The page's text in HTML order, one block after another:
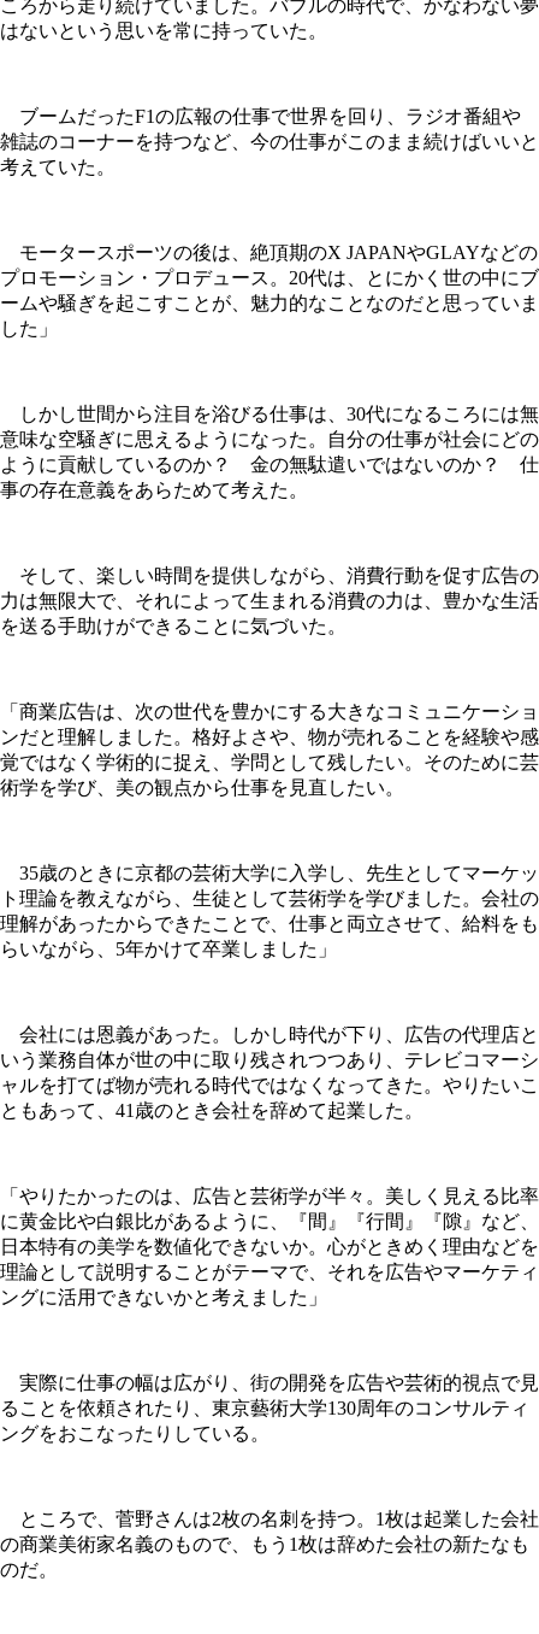
ころから走り続けていました。バブルの時代で、かなわない夢
はないという思いを常に持っていた。
ブームだったF1の広報の仕事で世界を回り、ラジオ番組や
雑誌のコーナーを持つなど、今の仕事がこのまま続けばいいと
考えていた。
モータースポーツの後は、絶頂期のX JAPANやGLAYなどの
プロモーション・プロデュース。20代は、とにかく世の中にブ
ームや騒ぎを起こすことが、魅力的なことなのだと思っていま
した」
しかし世間から注目を浴びる仕事は、30代になるころには無
意味な空騒ぎに思えるようになった。自分の仕事が社会にどの
ように貢献しているのか？ 金の無駄遣いではないのか？ 仕
事の存在意義をあらためて考えた。
そして、楽しい時間を提供しながら、消費行動を促す広告の
力は無限大で、それによって生まれる消費の力は、豊かな生活
を送る手助けができることに気づいた。
「商業広告は、次の世代を豊かにする大きなコミュニケーショ
ンだと理解しました。格好よさや、物が売れることを経験や感
覚ではなく学術的に捉え、学問として残したい。そのために芸
術学を学び、美の観点から仕事を見直したい。
35歳のときに京都の芸術大学に入学し、先生としてマーケッ
ト理論を教えながら、生徒として芸術学を学びました。会社の
理解があったからできたことで、仕事と両立させて、給料をも
らいながら、5年かけて卒業しました」
会社には恩義があった。しかし時代が下り、広告の代理店と
いう業務自体が世の中に取り残されつつあり、テレビコマーシ
ャルを打てば物が売れる時代ではなくなってきた。やりたいこ
ともあって、41歳のとき会社を辞めて起業した。
「やりたかったのは、広告と芸術学が半々。美しく見える比率
に黄金比や白銀比があるように、『間』『行間』『隙』など、
日本特有の美学を数値化できないか。心がときめく理由などを
理論として説明することがテーマで、それを広告やマーケティ
ングに活用できないかと考えました」
実際に仕事の幅は広がり、街の開発を広告や芸術的視点で見
ることを依頼されたり、東京藝術大学130周年のコンサルティ
ングをおこなったりしている。
ところで、菅野さんは2枚の名刺を持つ。1枚は起業した会社
の商業美術家名義のもので、もう1枚は辞めた会社の新たなも
のだ。